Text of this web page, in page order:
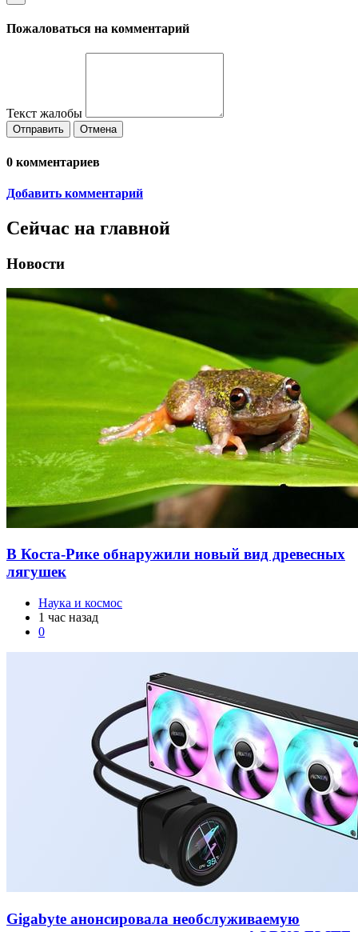
×
Пожаловаться на комментарий
Текст жалобы
Отправить Отмена
0 комментариев
Добавить комментарий
Сейчас на главной
Новости
В Коста-Рике обнаружили новый вид древесных
лягушек
Наука и космос
1 час назад
0
Gigabyte анонсировала необслуживаемую